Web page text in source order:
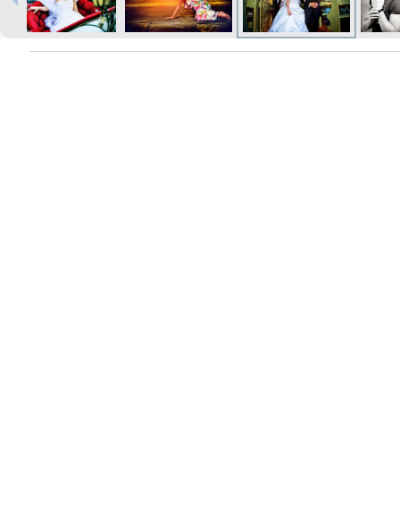
Печать в течение 1 часа в Риге –